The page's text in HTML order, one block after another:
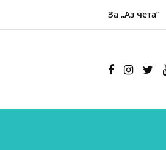
За „Аз чета“